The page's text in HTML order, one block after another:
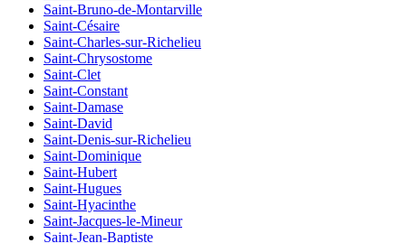
Saint-Bruno-de-Montarville
Saint-Césaire
Saint-Charles-sur-Richelieu
Saint-Chrysostome
Saint-Clet
Saint-Constant
Saint-Damase
Saint-David
Saint-Denis-sur-Richelieu
Saint-Dominique
Saint-Hubert
Saint-Hugues
Saint-Hyacinthe
Saint-Jacques-le-Mineur
Saint-Jean-Baptiste